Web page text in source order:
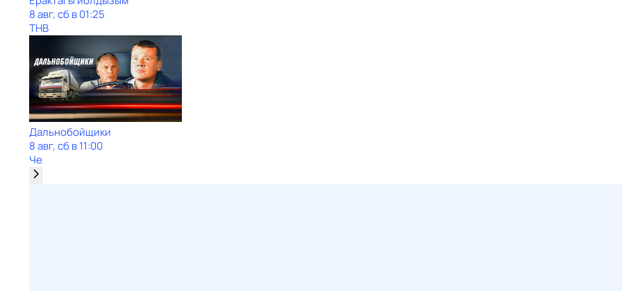
8 авг, сб в 01:25
ТНВ
Дальнобойщики
8 авг, сб в 11:00
Че